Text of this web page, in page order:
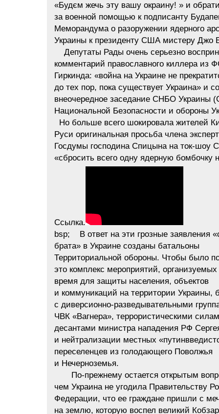
«Будєм жечь эту вашу окраину! » и
за военной помощью к подписанту
Меморандума о разоружении ядерного
Украины к президенту США мистеру Джо
Депутаты Рады очень серьезно
комментарий православного киллера из
Гиркинда: «война на Украине не
до тех пор, пока существует Украина» и
внеочередное заседание СНБО Украины
Национальной Безопасности и обороны
Но больше всего шокировала жителей
Руси оригинальная просьба члена
Госдумы господина Спицына на ток-шоу
«сбросить всего одну ядерную бомбочку
Ссылка.
bsp; В ответ на эти грозные заявления
брата» в Украине созданы батальоны
Территориальной обороны. Чтобы было
это комплекс мероприятий, организуемых
время для защиты населения, объектов
и коммуникаций на территории Украины,
с диверсионно-разведывательными
ЧВК «Вагнера», террористическими
десантами министра нападения РФ
и нейтрализации местных
переселенцев из голодающего Поволжья
и Нечерноземья.
По-прежнему остается открытым
чем Украина не угодила Правительству
Федерации, что ее граждане пришли с
на землю, которую воспел великий